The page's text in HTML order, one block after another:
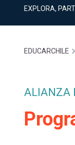
cuenta
EXPLORA,
Menú
mide
EDUCARCHILE
ALIANZA